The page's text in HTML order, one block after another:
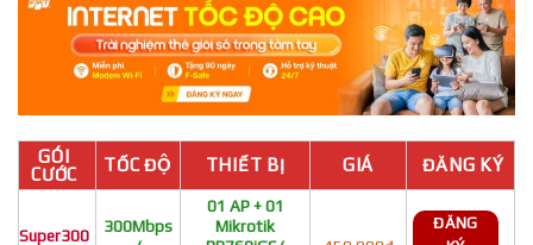
GÓI
CƯỚC
TỐC ĐỘ THIẾT BỊ GIÁ ĐĂNG KÝ
Super300
300Mbps
01 AP + 01
Mikrotik
ĐĂNG